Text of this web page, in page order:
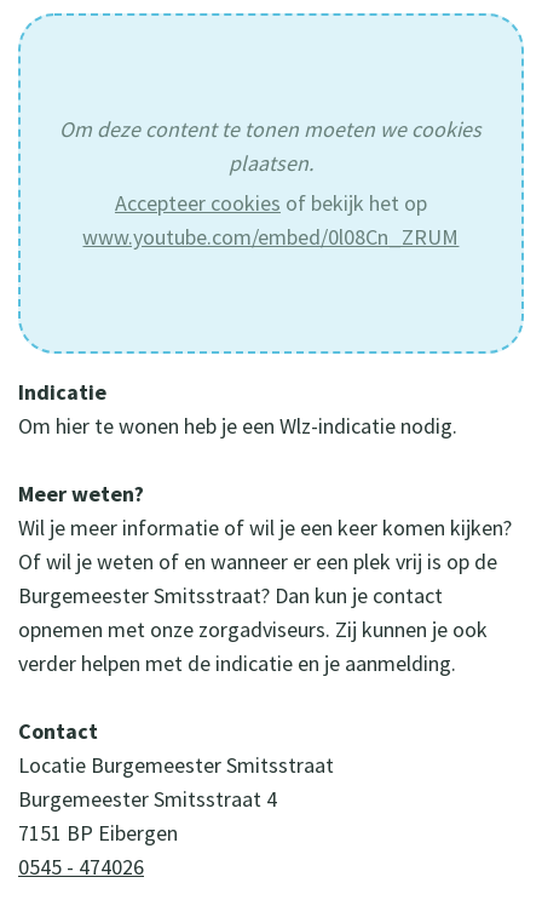
Om deze content te tonen moeten we cookies
plaatsen.
Accepteer cookies of bekijk het op
www.youtube.com/embed/0l08Cn_ZRUM
Indicatie
Om hier te wonen heb je een Wlz-indicatie nodig.
Meer weten?
Wil je meer informatie of wil je een keer komen kijken?
Of wil je weten of en wanneer er een plek vrij is op de
Burgemeester Smitsstraat? Dan kun je contact
opnemen met onze zorgadviseurs. Zij kunnen je ook
verder helpen met de indicatie en je aanmelding.
Contact
Locatie Burgemeester Smitsstraat
Burgemeester Smitsstraat 4
7151 BP Eibergen
0545 - 474026